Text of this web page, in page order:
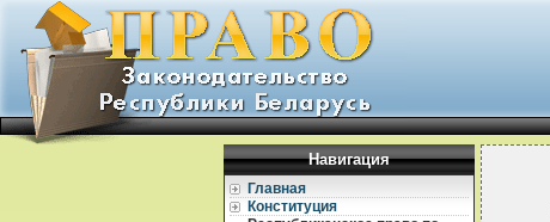
Навигация
Главная
Конституция